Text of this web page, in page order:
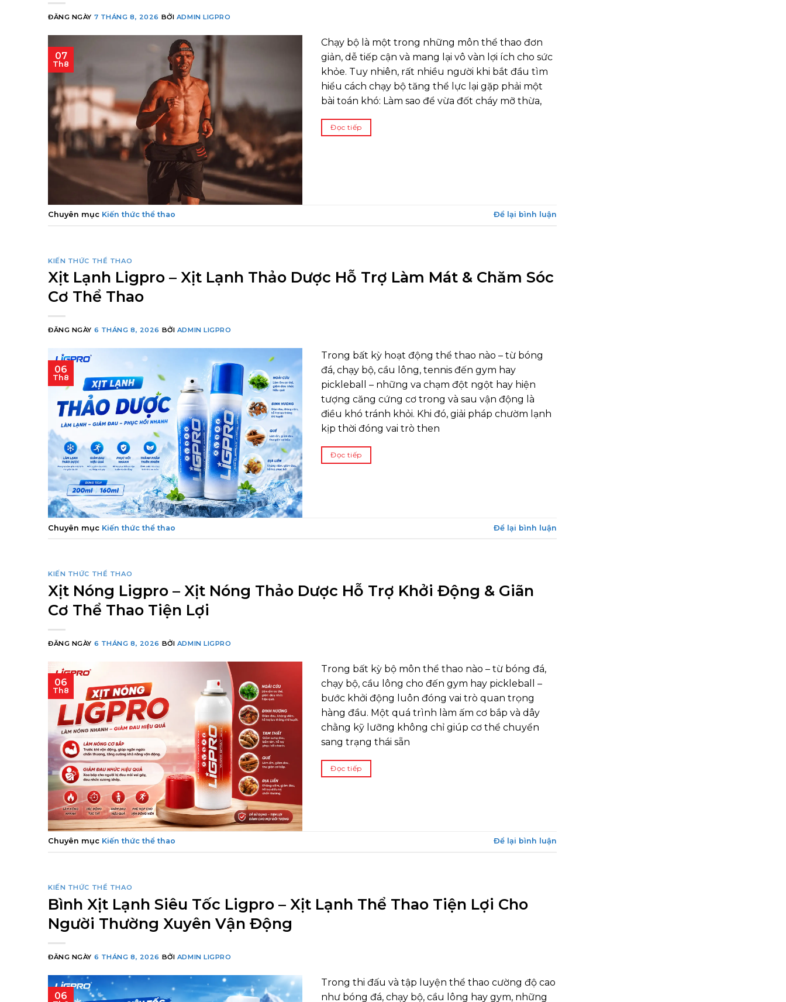
ĐĂNG NGÀY 7 THÁNG 8, 2026 BỞI ADMIN LIGPRO
07
Th8
Chạy bộ là một trong những môn thể thao đơn
giản, dễ tiếp cận và mang lại vô vàn lợi ích cho sức
khỏe. Tuy nhiên, rất nhiều người khi bắt đầu tìm
hiểu cách chạy bộ tăng thể lực lại gặp phải một
bài toán khó: Làm sao để vừa đốt cháy mỡ thừa,
Đọc tiếp
Chuyên mục Kiến thức thể thao Để lại bình luận
KIẾN THỨC THỂ THAO
Xịt Lạnh Ligpro – Xịt Lạnh Thảo Dược Hỗ Trợ Làm Mát & Chăm Sóc
Cơ Thể Thao
ĐĂNG NGÀY 6 THÁNG 8, 2026 BỞI ADMIN LIGPRO
06
Th8
Trong bất kỳ hoạt động thể thao nào – từ bóng
đá, chạy bộ, cầu lông, tennis đến gym hay
pickleball – những va chạm đột ngột hay hiện
tượng căng cứng cơ trong và sau vận động là
điều khó tránh khỏi. Khi đó, giải pháp chườm lạnh
kịp thời đóng vai trò then
Đọc tiếp
Chuyên mục Kiến thức thể thao Để lại bình luận
KIẾN THỨC THỂ THAO
Xịt Nóng Ligpro – Xịt Nóng Thảo Dược Hỗ Trợ Khởi Động & Giãn
Cơ Thể Thao Tiện Lợi
ĐĂNG NGÀY 6 THÁNG 8, 2026 BỞI ADMIN LIGPRO
06
Th8
Trong bất kỳ bộ môn thể thao nào – từ bóng đá,
chạy bộ, cầu lông cho đến gym hay pickleball –
bước khởi động luôn đóng vai trò quan trọng
hàng đầu. Một quá trình làm ấm cơ bắp và dây
chằng kỹ lưỡng không chỉ giúp cơ thể chuyển
sang trạng thái sẵn
Đọc tiếp
Chuyên mục Kiến thức thể thao Để lại bình luận
KIẾN THỨC THỂ THAO
Bình Xịt Lạnh Siêu Tốc Ligpro – Xịt Lạnh Thể Thao Tiện Lợi Cho
Người Thường Xuyên Vận Động
ĐĂNG NGÀY 6 THÁNG 8, 2026 BỞI ADMIN LIGPRO
06
Trong thi đấu và tập luyện thể thao cường độ cao
như bóng đá, chạy bộ, cầu lông hay gym, những